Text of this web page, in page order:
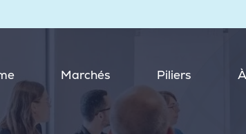
Marchés Piliers